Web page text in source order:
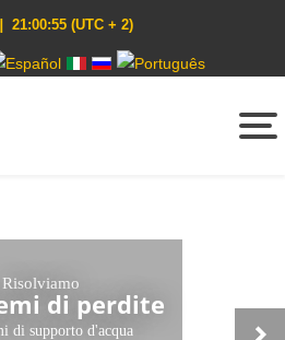
21:00:55 (UTC + 2)
Risolviamo
di perdite
di supporto d'acqua